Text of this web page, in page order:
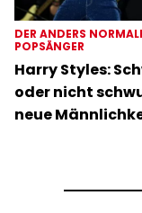
DER ANDERS
POPSÄNGER
Harry Styles:
oder nicht
neue